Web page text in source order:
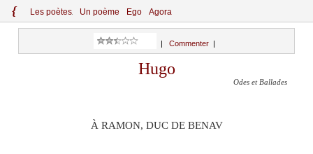
{ Les poètes Un poème Ego Agora
Commenter
Hugo
Odes et Ballades
À RAMON, DUC DE BENAV